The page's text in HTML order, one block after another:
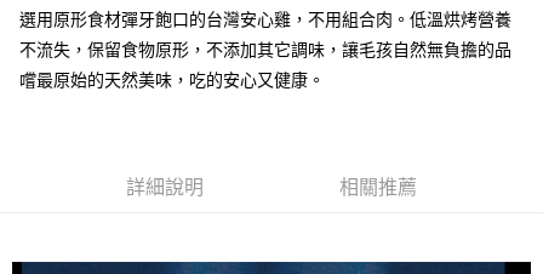
選用原形食材彈牙飽口的台灣安心雞，不用組合肉。低溫烘烤營養
不流失，保留食物原形，不添加其它調味，讓毛孩自然無負擔的品
嚐最原始的天然美味，吃的安心又健康。
詳細說明 相關推薦